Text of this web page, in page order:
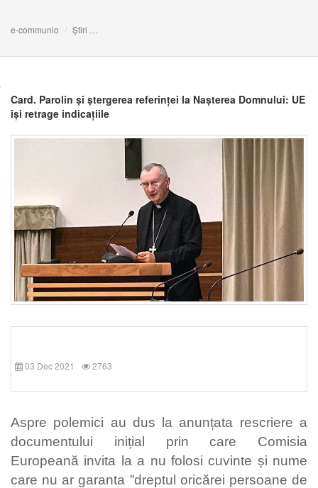
e-communio Știri
Card. Parolin și ștergerea referinței la Nașterea Domnului: UE
își retrage indicațiile
03 Dec 2021 2763
Aspre polemici au dus la anunțata rescriere a
documentului inițial prin care Comisia
Europeană invita la a nu folosi cuvinte și nume
care nu ar garanta ”dreptul oricărei persoane de